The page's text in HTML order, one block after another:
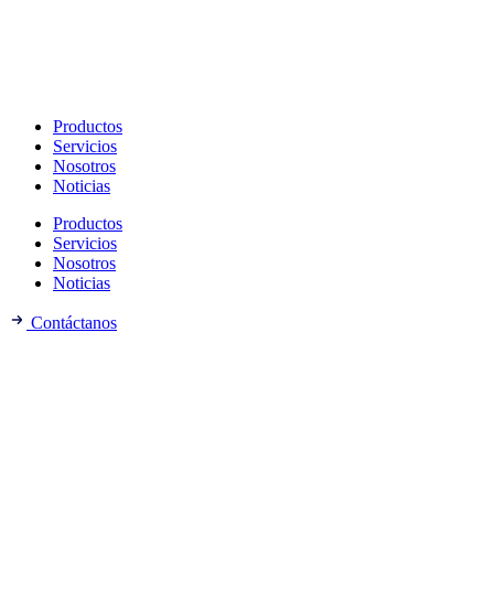
Productos
Servicios
Nosotros
Noticias
Productos
Servicios
Nosotros
Noticias
Contáctanos